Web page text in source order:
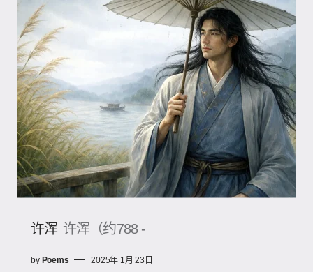
许浑 许浑（约788 -
by Poems 2025年 1月 23日